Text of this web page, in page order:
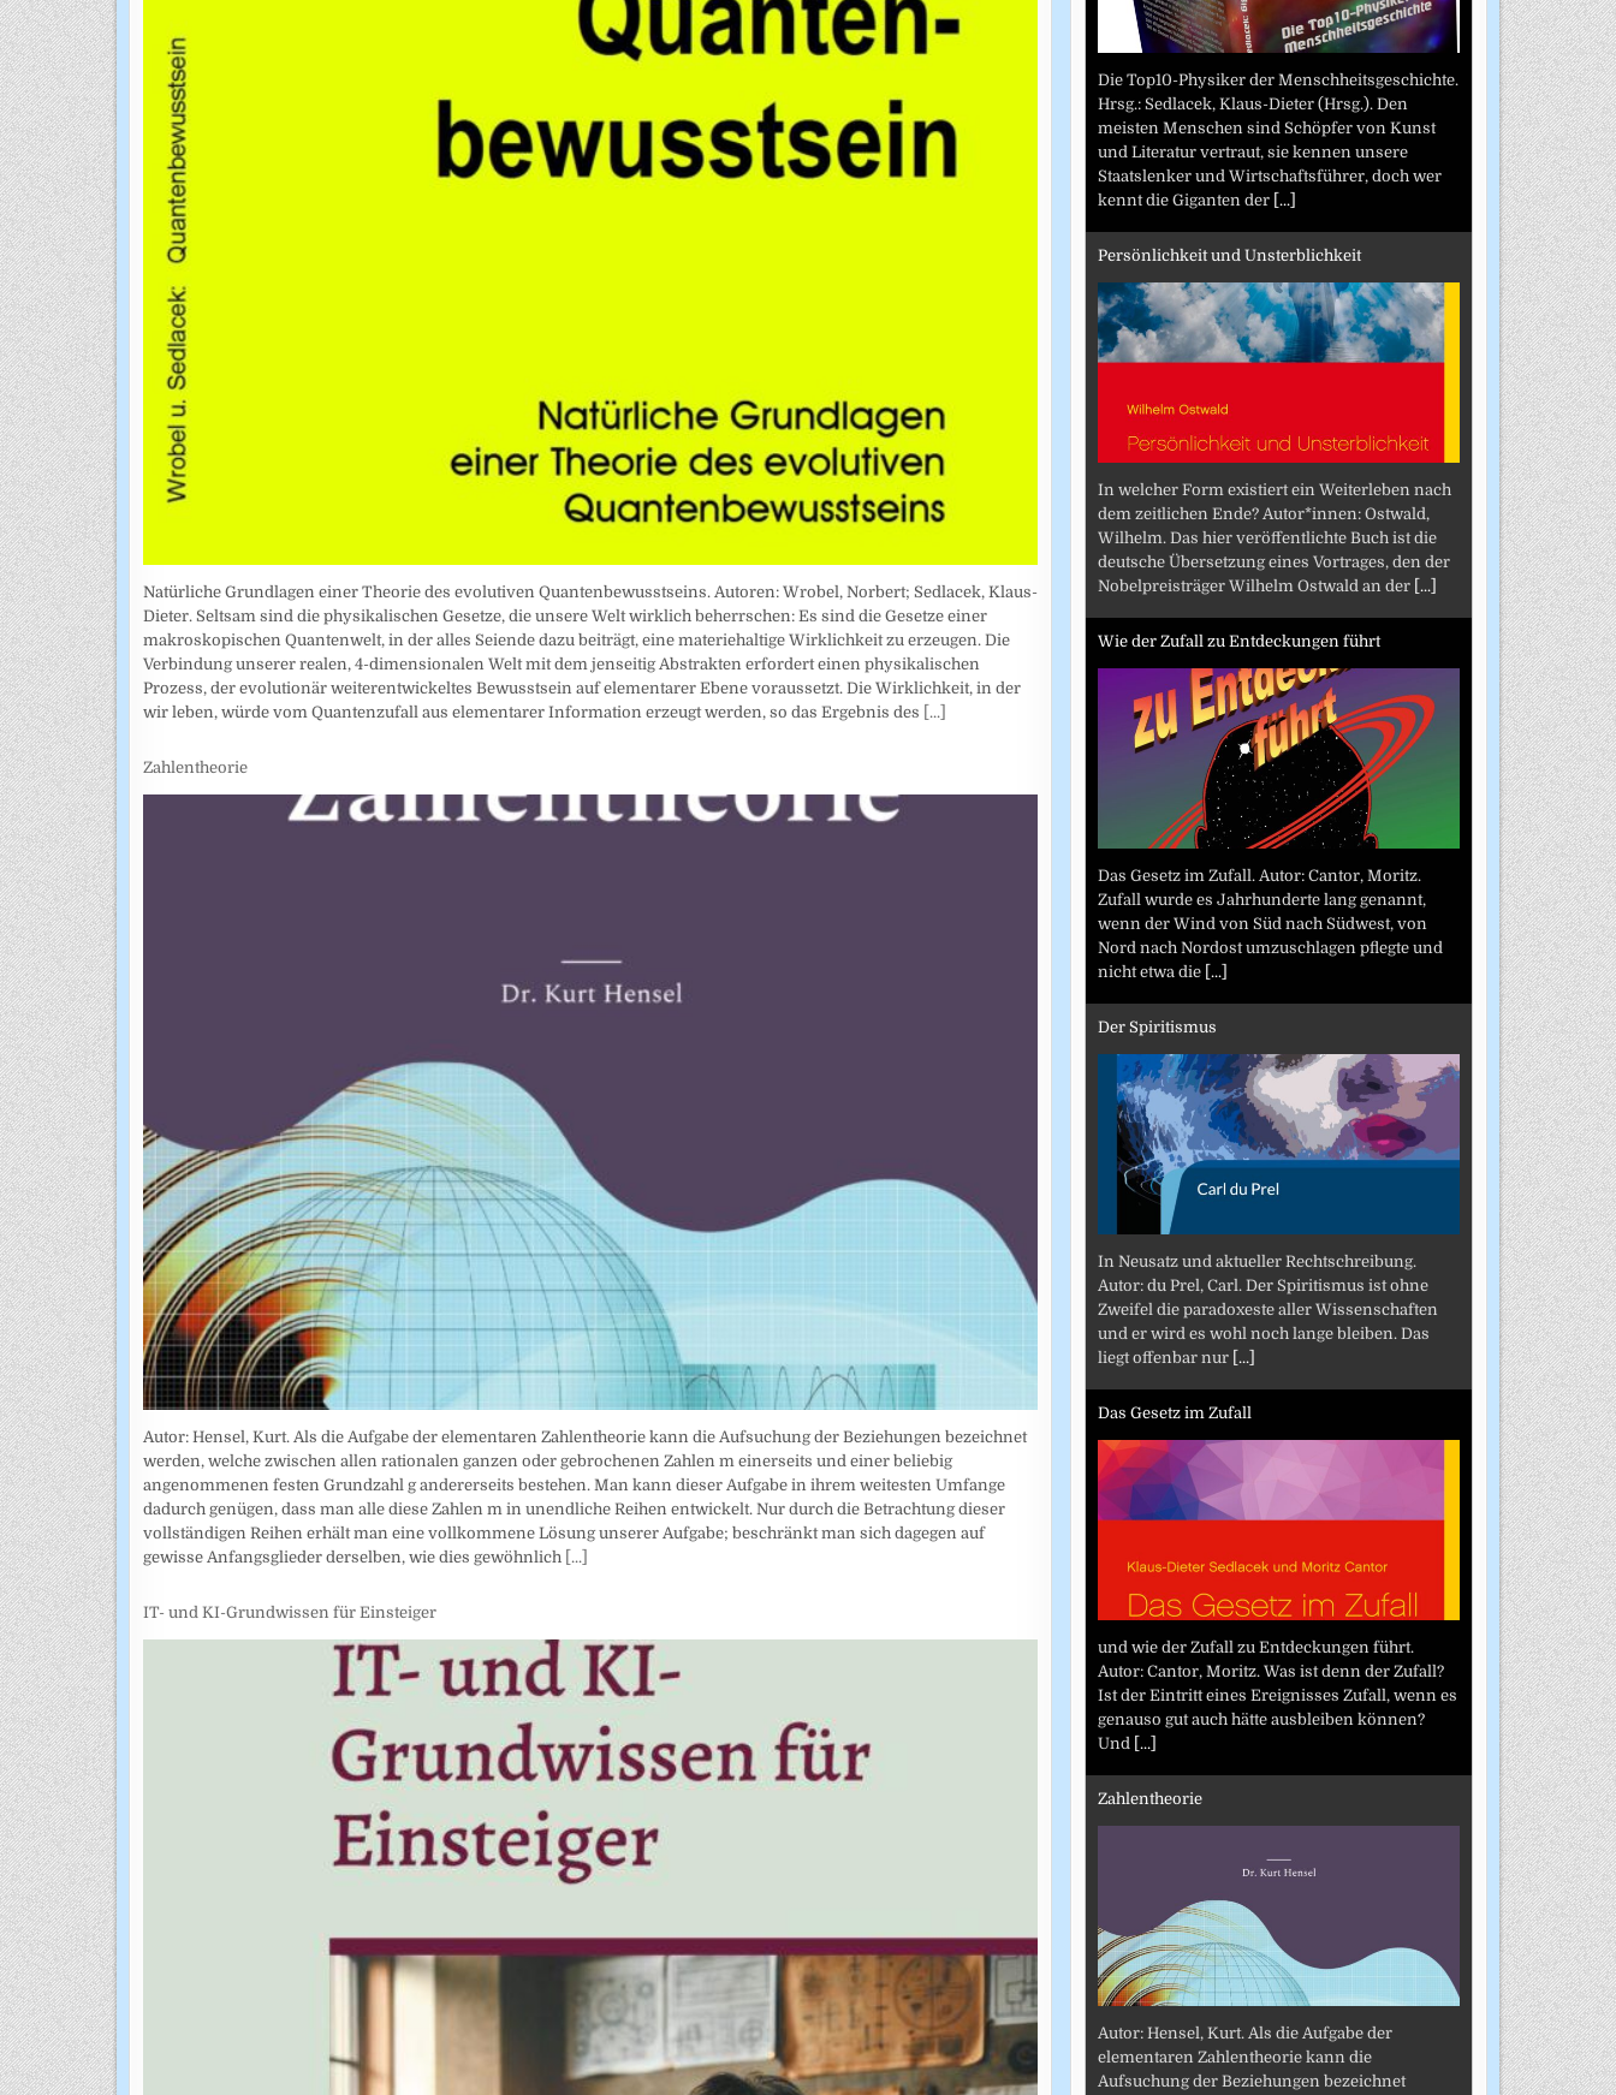
Natürliche Grundlagen einer Theorie des evolutiven Quantenbewusstseins. Autoren: Wrobel, Norbert; Sedlacek, Klaus-
Dieter. Seltsam sind die physikalischen Gesetze, die unsere Welt wirklich beherrschen: Es sind die Gesetze einer
makroskopischen Quantenwelt, in der alles Seiende dazu beiträgt, eine materiehaltige Wirklichkeit zu erzeugen. Die
Verbindung unserer realen, 4-dimensionalen Welt mit dem jenseitig Abstrakten erfordert einen physikalischen
Prozess, der evolutionär weiterentwickeltes Bewusstsein auf elementarer Ebene voraussetzt. Die Wirklichkeit, in der
wir leben, würde vom Quantenzufall aus elementarer Information erzeugt werden, so das Ergebnis des [...]
Zahlentheorie
Autor: Hensel, Kurt. Als die Aufgabe der elementaren Zahlentheorie kann die Aufsuchung der Beziehungen bezeichnet
werden, welche zwischen allen rationalen ganzen oder gebrochenen Zahlen m einerseits und einer beliebig
angenommenen festen Grundzahl g andererseits bestehen. Man kann dieser Aufgabe in ihrem weitesten Umfange
dadurch genügen, dass man alle diese Zahlen m in unendliche Reihen entwickelt. Nur durch die Betrachtung dieser
vollständigen Reihen erhält man eine vollkommene Lösung unserer Aufgabe; beschränkt man sich dagegen auf
gewisse Anfangsglieder derselben, wie dies gewöhnlich [...]
IT- und KI-Grundwissen für Einsteiger
Die Top10-Physiker der Menschheitsgeschichte.
Hrsg.: Sedlacek, Klaus-Dieter (Hrsg.). Den
meisten Menschen sind Schöpfer von Kunst
und Literatur vertraut, sie kennen unsere
Staatslenker und Wirtschaftsführer, doch wer
kennt die Giganten der [...]
Persönlichkeit und Unsterblichkeit
In welcher Form existiert ein Weiterleben nach
dem zeitlichen Ende? Autor*innen: Ostwald,
Wilhelm. Das hier veröffentlichte Buch ist die
deutsche Übersetzung eines Vortrages, den der
Nobelpreisträger Wilhelm Ostwald an der [...]
Wie der Zufall zu Entdeckungen führt
Das Gesetz im Zufall. Autor: Cantor, Moritz.
Zufall wurde es Jahrhunderte lang genannt,
wenn der Wind von Süd nach Südwest, von
Nord nach Nordost umzuschlagen pflegte und
nicht etwa die [...]
Der Spiritismus
In Neusatz und aktueller Rechtschreibung.
Autor: du Prel, Carl. Der Spiritismus ist ohne
Zweifel die paradoxeste aller Wissenschaften
und er wird es wohl noch lange bleiben. Das
liegt offenbar nur [...]
Das Gesetz im Zufall
und wie der Zufall zu Entdeckungen führt.
Autor: Cantor, Moritz. Was ist denn der Zufall?
Ist der Eintritt eines Ereignisses Zufall, wenn es
genauso gut auch hätte ausbleiben können?
Und [...]
Zahlentheorie
Autor: Hensel, Kurt. Als die Aufgabe der
elementaren Zahlentheorie kann die
Aufsuchung der Beziehungen bezeichnet